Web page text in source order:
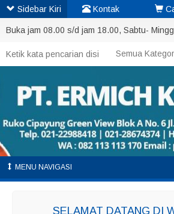
Buka jam 08.00 s/d jam 18.00, Sabtu-
MENU NAVIGASI
SELAMAT DATANG DI
Sidebar Kiri Kontak